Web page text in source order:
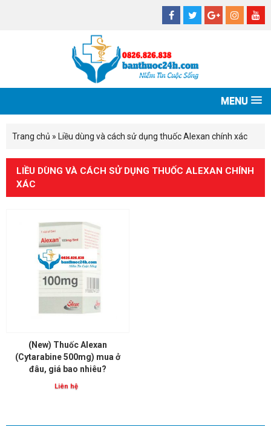
MENU
Trang chủ » Liều dùng và cách sử dụng thuốc Alexan chính xác
LIỀU DÙNG VÀ CÁCH SỬ DỤNG THUỐC ALEXAN CHÍNH
XÁC
(New) Thuốc Alexan
(Cytarabine 500mg) mua ở
đâu, giá bao nhiêu?
Liên hệ